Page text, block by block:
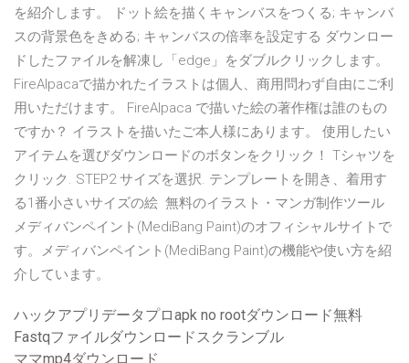
を紹介します。 ドット絵を描くキャンバスをつくる; キャンバ
スの背景色をきめる; キャンバスの倍率を設定する ダウンロー
ドしたファイルを解凍し「edge」をダブルクリックします。
FireAlpacaで描かれたイラストは個人、商用問わず自由にご利
用いただけます。 FireAlpaca で描いた絵の著作権は誰のもの
ですか？ イラストを描いたご本人様にあります。 使用したい
アイテムを選びダウンロードのボタンをクリック！ Tシャツを
クリック. STEP2 サイズを選択. テンプレートを開き、着用す
る1番小さいサイズの絵 無料のイラスト・マンガ制作ツール
メディバンペイント(MediBang Paint)のオフィシャルサイトで
す。メディバンペイント(MediBang Paint)の機能や使い方を紹
介しています。
ハックアプリデータプロapk no rootダウンロード無料
Fastqファイルダウンロードスクランブル
ママmp4ダウンロード